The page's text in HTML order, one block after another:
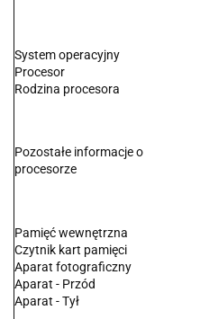
System operacyjny
Procesor
Rodzina procesora
Pozostałe informacje o
procesorze
Pamięć wewnętrzna
Czytnik kart pamięci
Aparat fotograficzny
Aparat - Przód
Aparat - Tył